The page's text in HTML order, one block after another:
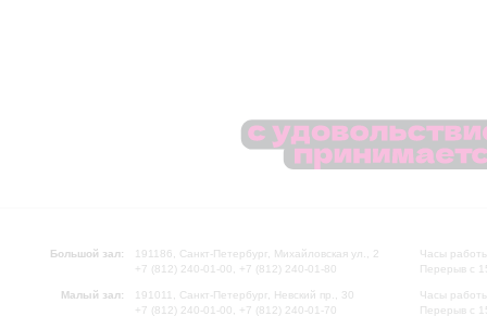
Большой зал:
191186, Санкт-Петербург, Михайловская ул., 2
+7 (812) 240-01-00, +7 (812) 240-01-80
Малый зал:
191011, Санкт-Петербург, Невский пр., 30
+7 (812) 240-01-00, +7 (812) 240-01-70
Часы
Перерыв с
Часы
Перерыв с